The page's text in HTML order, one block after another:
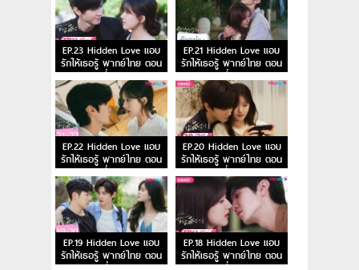
EP.23 Hidden Love แอบ
รักให้เธอรู้ พากย์ไทย ตอน
ที่ 23
EP.21 Hidden Love แอบ
รักให้เธอรู้ พากย์ไทย ตอน
ที่ 21
EP.22 Hidden Love แอบ
รักให้เธอรู้ พากย์ไทย ตอน
ที่ 22
EP.20 Hidden Love แอบ
รักให้เธอรู้ พากย์ไทย ตอน
ที่ 20
EP.19 Hidden Love แอบ
รักให้เธอรู้ พากย์ไทย ตอน
EP.18 Hidden Love แอบ
รักให้เธอรู้ พากย์ไทย ตอน